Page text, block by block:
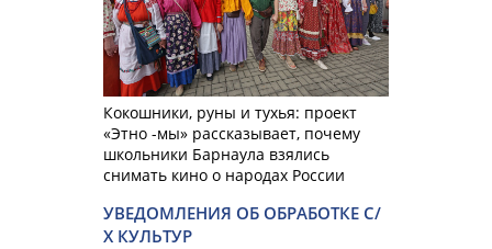
Кокошники, руны и тухья: проект
«Этно -мы» рассказывает, почему
школьники Барнаула взялись
снимать кино о народах России
УВЕДОМЛЕНИЯ ОБ ОБРАБОТКЕ С/
Х КУЛЬТУР